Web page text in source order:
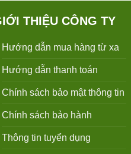
THIỆU CÔNG TY
Hướng dẫn mua hàng từ xa
Hướng dẫn thanh toán
Chính sách bảo mật thông tin
Chính sách bảo hành
Thông tin tuyển dụng